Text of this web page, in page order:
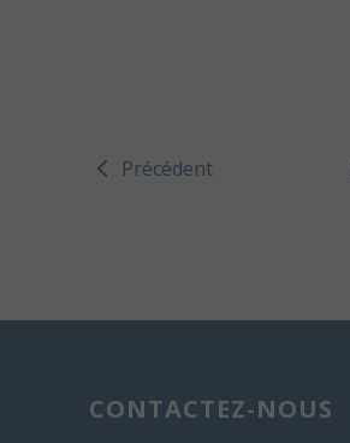
Précédent
CONTACTEZ-NOUS